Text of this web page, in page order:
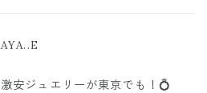
AYA..E
激安ジュエリーが東京でも！💍